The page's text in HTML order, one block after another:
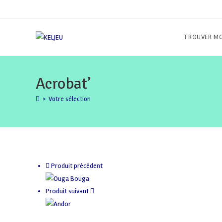
TROUVER
Acrobat’
> Votre sélection
Produit précédent
Produit suivant